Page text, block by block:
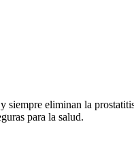
eliminan la
para la salud.